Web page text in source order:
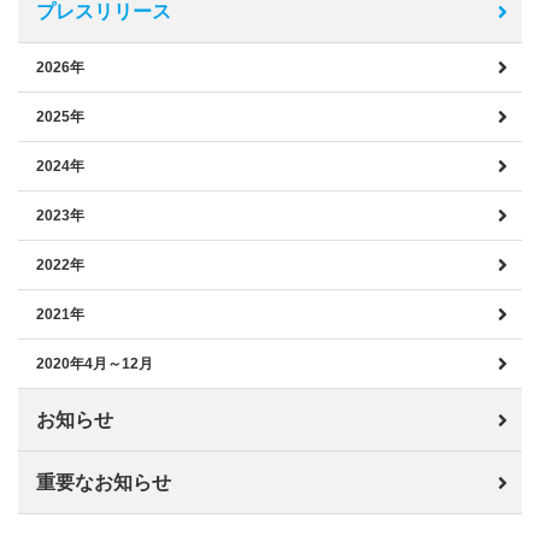
プレスリリース
2026年
2025年
2024年
2023年
2022年
2021年
2020年4月～12月
お知らせ
重要なお知らせ